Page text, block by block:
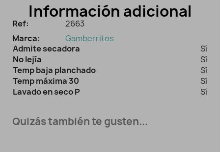
Información adicional
Ref:
2663
Marca:
Gamberritos
Admite secadora
Sí
No lejía
Sí
Temp baja planchado
Sí
Temp máxima 30
Sí
Lavado en seco P
Sí
Quizás también te gusten...